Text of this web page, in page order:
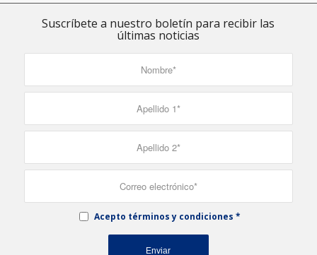
Suscríbete a nuestro boletín para recibir las
últimas noticias
Acepto términos y condiciones *